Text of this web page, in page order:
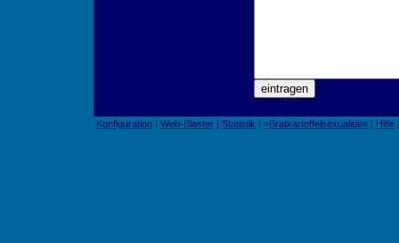
Konfiguration| Web-Blaster| Statistik | »Bratkartoffelsexualität«| Hilfe